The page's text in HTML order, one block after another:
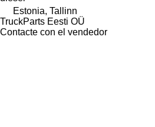
Estonia, Tallinn
TruckParts Eesti OÜ
Contacte con el vendedor